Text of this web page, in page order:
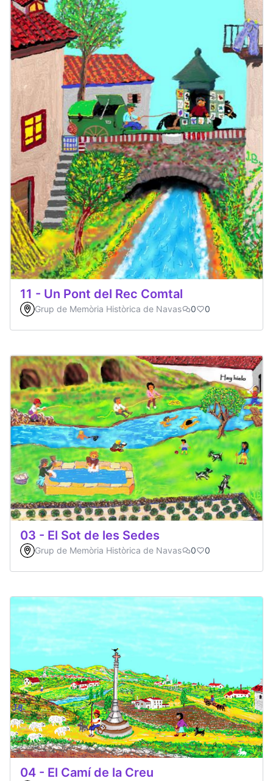
11 - Un Pont del Rec Comtal
Grup de Memòria Històrica de Navas 0 0
03 - El Sot de les Sedes
Grup de Memòria Històrica de Navas 0 0
04 - El Camí de la Creu